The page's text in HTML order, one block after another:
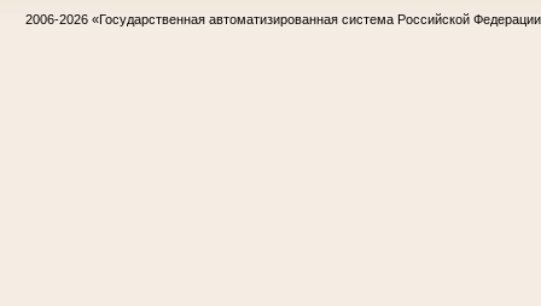
2006-2026 «Государственная автоматизированная система Российской